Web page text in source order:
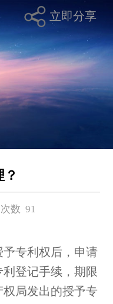
立即分享
数 91
专利权后，申请
登记手续，期限
局发出的授予专